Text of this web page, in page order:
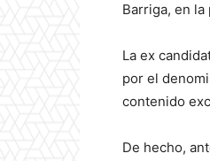
Barriga, en
La ex
por el
contenido
De hecho,